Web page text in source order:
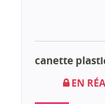
canette
EN